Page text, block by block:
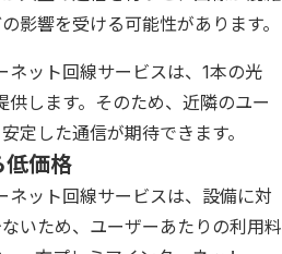
影響を受ける可能性があります。
ネット回線サービスは、1本の光
供します。そのため、近隣のユー
定した通信が期待できます。
低価格
ネット回線サービスは、設備に対
いため、ユーザーあたりの利用料